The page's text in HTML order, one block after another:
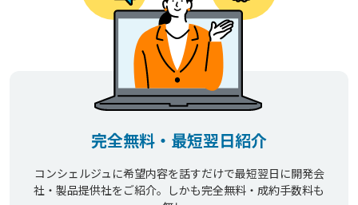
完全無料・最短翌日紹介
コンシェルジュに希望内容を話すだけで最短翌日に開発会
社・製品提供社をご紹介。しかも完全無料・成約手数料も